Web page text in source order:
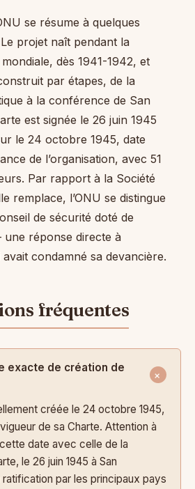
se résume à quelques
projet naît pendant la
dès 1941-1942, et
par étapes, de la
à la conférence de San
est signée le 26 juin 1945
le 24 octobre 1945, date
de l’organisation, avec 51
Par rapport à la Société
remplace, l’ONU se distingue
de sécurité doté de
réponse directe à
avait condamné sa devancière.
exacte de création de
créée le 24 octobre 1945,
de sa Charte. Attention à
date avec celle de la
le 26 juin 1945 à San
ratification par les principaux pays